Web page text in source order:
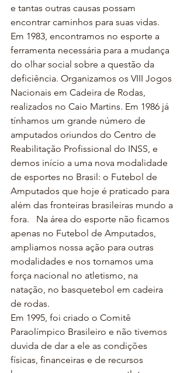
e tantas outras causas possam
encontrar caminhos para suas vidas.
Em 1983, encontramos no esporte a
ferramenta necessária para a mudança
do olhar social sobre a questão da
deficiência. Organizamos os VIII Jogos
Nacionais em Cadeira de Rodas,
realizados no Caio Martins. Em 1986 já
tínhamos um grande número de
amputados oriundos do Centro de
Reabilitação Profissional do INSS, e
demos início a uma nova modalidade
de esportes no Brasil: o Futebol de
Amputados que hoje é praticado para
além das fronteiras brasileiras mundo a
fora.   Na área do esporte não ficamos
apenas no Futebol de Amputados,
ampliamos nossa ação para outras
modalidades e nos tornamos uma
força nacional no atletismo, na
natação, no basquetebol em cadeira
de rodas.
Em 1995, foi criado o Comitê
Paraolímpico Brasileiro e não tivemos
duvida de dar a ele as condições
físicas, financeiras e de recursos